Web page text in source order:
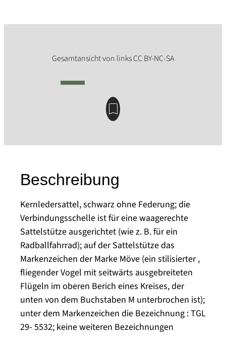
Beschreibung
Kernledersattel, schwarz ohne Federung; die
Verbindungsschelle ist für eine waagerechte
Sattelstütze ausgerichtet (wie z. B. für ein
Radballfahrrad); auf der Sattelstütze das
Markenzeichen der Marke Möve (ein stilisierter ,
fliegender Vogel mit seitwärts ausgebreiteten
Flügeln im oberen Berich eines Kreises, der
unten von dem Buchstaben M unterbrochen ist);
unter dem Markenzeichen die Bezeichnung : TGL
29- 5532; keine weiteren Bezeichnungen